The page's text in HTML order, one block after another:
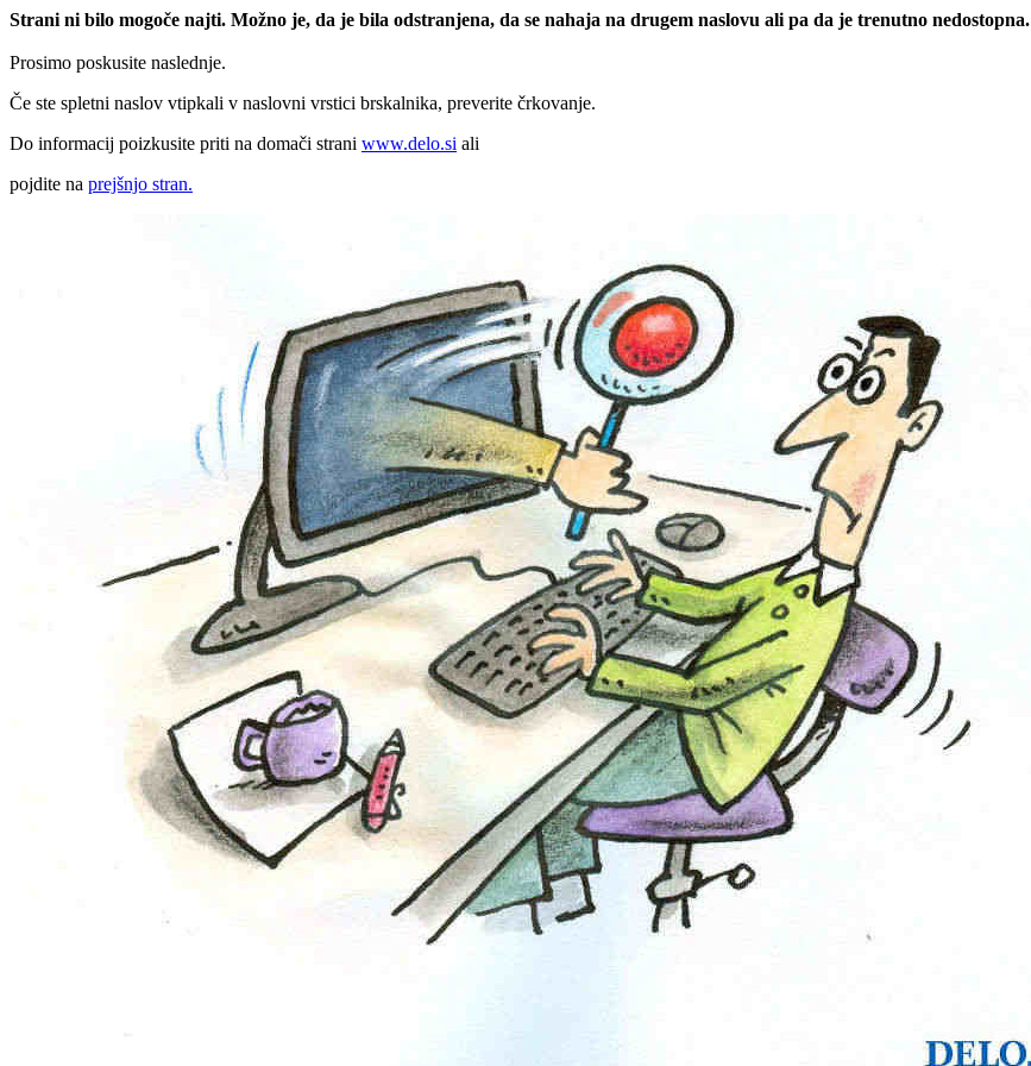
Strani ni bilo mogoče najti. Možno je, da je bila odstranjena, da se nahaja na drugem naslovu ali pa da je trenutno nedostopna.
Prosimo poskusite naslednje.
Če ste spletni naslov vtipkali v naslovni vrstici brskalnika, preverite črkovanje.
Do informacij poizkusite priti na domači strani www.delo.si ali
pojdite na prejšnjo stran.